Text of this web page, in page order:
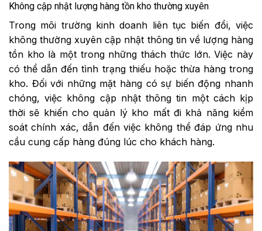
Không cập nhật lượng hàng tồn kho thường xuyên
Trong môi trường kinh doanh liên tục biến đổi, việc
không thường xuyên cập nhật thông tin về lượng hàng
tồn kho là một trong những thách thức lớn. Việc này
có thể dẫn đến tình trạng thiếu hoặc thừa hàng trong
kho. Đối với những mặt hàng có sự biến động nhanh
chóng, việc không cập nhật thông tin một cách kịp
thời sẽ khiến cho quản lý kho mất đi khả năng kiểm
soát chính xác, dẫn đến việc không thể đáp ứng nhu
cầu cung cấp hàng đúng lúc cho khách hàng.